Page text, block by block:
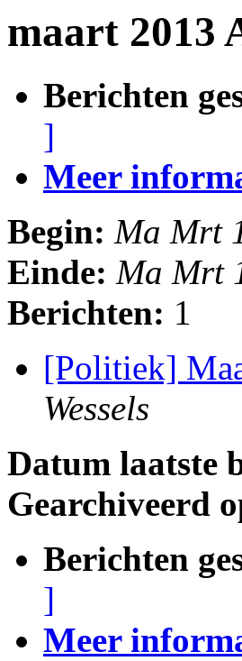
maart 2013
Berichten
]
Meer
Begin: Ma Mrt
Einde: Ma Mrt
Berichten: 1
[Politiek]
Wessels
Datum laatste
Gearchiveerd
Berichten
]
Meer